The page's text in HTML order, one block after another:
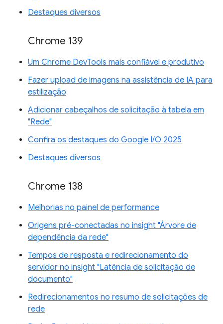
Destaques diversos
Chrome 139
Um Chrome DevTools mais confiável e produtivo
Fazer upload de imagens na assistência de IA para
estilização
Adicionar cabeçalhos de solicitação à tabela em
"Rede"
Confira os destaques do Google I/O 2025
Destaques diversos
Chrome 138
Melhorias no painel de performance
Origens pré-conectadas no insight "Árvore de
dependência da rede"
Tempos de resposta e redirecionamento do
servidor no insight "Latência de solicitação de
documento"
Redirecionamentos no resumo de solicitações de
rede